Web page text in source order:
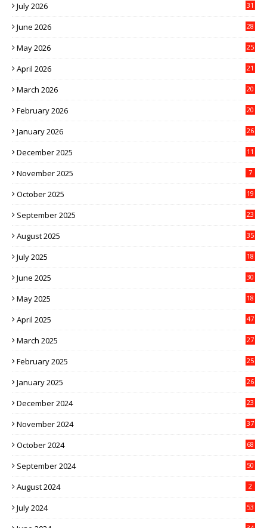
July 2026 31
June 2026 28
May 2026 25
April 2026 21
March 2026 20
February 2026 20
January 2026 26
December 2025 11
November 2025 7
October 2025 19
September 2025 23
August 2025 35
July 2025 18
June 2025 30
May 2025 18
April 2025 47
March 2025 27
February 2025 25
January 2025 26
December 2024 23
November 2024 37
October 2024 68
September 2024 50
August 2024 2
July 2024 53